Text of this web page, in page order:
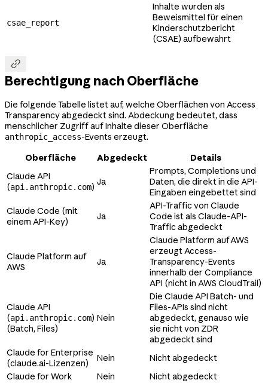
csae_report
Inhalte wurden als
Beweismittel für einen
Kinderschutzbericht
(CSAE) aufbewahrt

Berechtigung nach Oberfläche
Die folgende Tabelle listet auf, welche Oberflächen von Access
Transparency abgedeckt sind. Abdeckung bedeutet, dass
menschlicher Zugriff auf Inhalte dieser Oberfläche
anthropic_access-Events erzeugt.
Oberfläche
Abgedeckt
Details
Claude API
(api.anthropic.com) Ja
Prompts, Completions und
Daten, die direkt in die API-
Eingaben eingebettet sind
Claude Code (mit
einem API-Key)
Ja
API-Traffic von Claude
Code ist als Claude-API-
Traffic abgedeckt
Claude Platform auf
AWS
Ja
Claude Platform auf AWS
erzeugt Access-
Transparency-Events
innerhalb der Compliance
API (nicht in AWS CloudTrail)
Claude API
(api.anthropic.com)
(Batch, Files)
Nein
Die Claude API Batch- und
Files-APIs sind nicht
abgedeckt, genauso wie
sie nicht von ZDR
abgedeckt sind
Claude for Enterprise
(claude.ai-Lizenzen)
Nein
Nicht abgedeckt
Claude for Work
Nein Nicht abgedeckt